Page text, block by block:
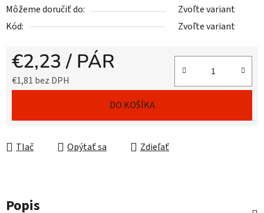
Môžeme doručiť do:
Zvoľte variant
Kód:
Zvoľte variant
€2,23/ PÁR
€1,81 bez DPH
DO KOŠÍKA
Tlač Opýtať sa Zdieľať
Popis